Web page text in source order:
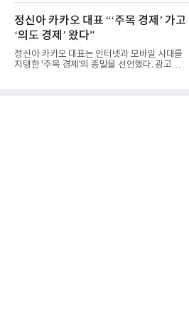
정신아 카카오 대표 “‘주목 경제’ 가고
‘의도 경제’ 왔다”
정신아 카카오 대표는 인터넷과 모바일 시대를
지탱한 '주목 경제'의 종말을 선언했다. 광고를